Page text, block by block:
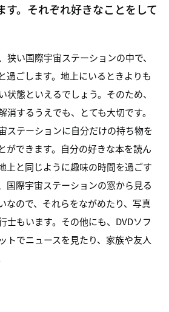
す。それぞれ好きなことをして
狭い国際宇宙ステーションの中で、
過ごします。地上にいるときよりも
状態といえるでしょう。そのため、
消するうえでも、とても大切です。
ステーションに自分だけの持ち物を
ができます。自分の好きな本を読ん
上と同じように趣味の時間を過ごす
国際宇宙ステーションの窓から見る
なので、それらをながめたり、写真
士もいます。その他にも、DVDソフ
トでニュースを見たり、家族や友人